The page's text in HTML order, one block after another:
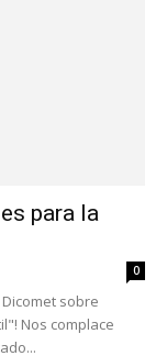
para la
0
sobre
Nos complace